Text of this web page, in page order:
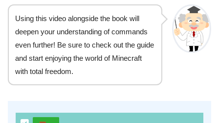
Using this video alongside the book will
deepen your understanding of commands
even further! Be sure to check out the guide
and start enjoying the world of Minecraft
with total freedom.